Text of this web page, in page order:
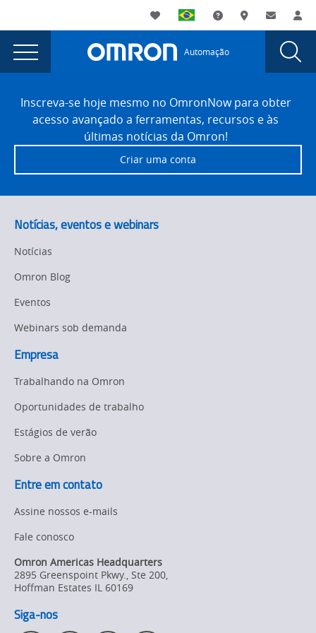
currently
viewing
the
inteligentes/sensores
visão
Utility
Navigation
My List SuporteOnde comprar
Contato
Main
Navigation
Automação
Câmeras
inteligentes/sensores
visão
FooterInscreva-se hoje mesmo no OmronNow para obter
acesso avançado a ferramentas, recursos e às
últimas notícias da Omron!
Criar uma conta
Notícias, eventos e webinars
Notícias
Omron Blog
Eventos
Webinars sob demanda
Empresa
Trabalhando na Omron
Oportunidades de trabalho
Estágios de verão
Sobre a Omron
Entre em contato
Assine nossos e-mails
Fale conosco
Omron Americas Headquarters
2895 Greenspoint Pkwy., Ste 200,
Hoffman Estates IL 60169
Siga-nos